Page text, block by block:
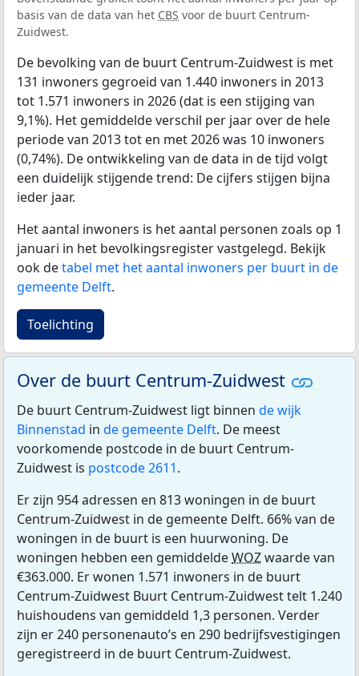
basis van de data van het CBS voor de buurt Centrum-
Zuidwest.
De bevolking van de buurt Centrum-Zuidwest is met
131 inwoners gegroeid van 1.440 inwoners in 2013
tot 1.571 inwoners in 2026 (dat is een stijging van
9,1%). Het gemiddelde verschil per jaar over de hele
periode van 2013 tot en met 2026 was 10 inwoners
(0,74%). De ontwikkeling van de data in de tijd volgt
een duidelijk stijgende trend: De cijfers stijgen bijna
ieder jaar.
Het aantal inwoners is het aantal personen zoals op 1
januari in het bevolkingsregister vastgelegd. Bekijk
ook detabel met het aantal inwoners per buurt in de
gemeente Delft.
Toelichting
Over de buurt Centrum-Zuidwest
De buurt Centrum-Zuidwest ligt binnen de wijk
Binnenstad in de gemeente Delft. De meest
voorkomende postcode in de buurt Centrum-
Zuidwest is postcode 2611.
Er zijn 954 adressen en 813 woningen in de buurt
Centrum-Zuidwest in de gemeente Delft. 66% van de
woningen in de buurt is een huurwoning. De
woningen hebben een gemiddeldeWOZwaarde van
€363.000. Er wonen 1.571 inwoners in de buurt
Centrum-Zuidwest Buurt Centrum-Zuidwest telt 1.240
huishoudens van gemiddeld 1,3 personen. Verder
zijn er 240 personenauto’s en 290 bedrijfsvestigingen
geregistreerd in de buurt Centrum-Zuidwest.